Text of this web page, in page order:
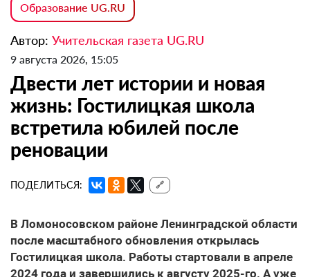
Образование UG.RU
Автор: Учительская газета UG.RU
9 августа 2026, 15:05
Двести лет истории и новая
жизнь: Гостилицкая школа
встретила юбилей после
реновации
ПОДЕЛИТЬСЯ: 🔗
В Ломоносовском районе Ленинградской области
после масштабного обновления открылась
Гостилицкая школа. Работы стартовали в апреле
2024 года и завершились к августу 2025-го. А уже